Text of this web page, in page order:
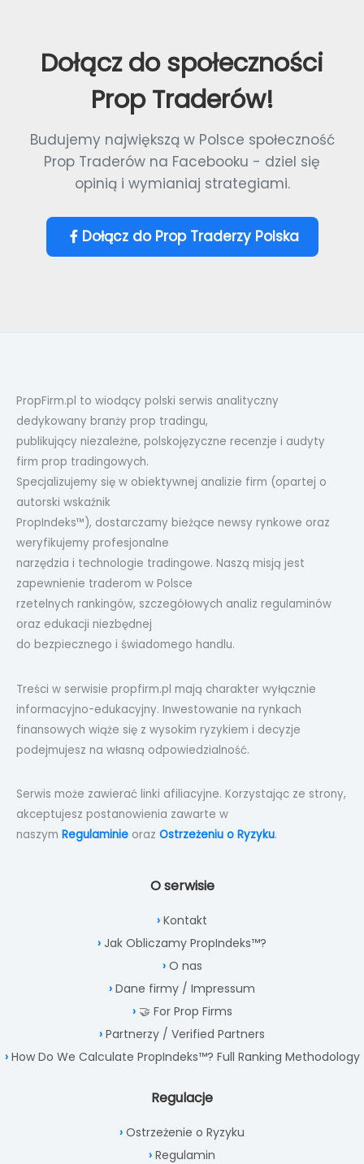
Dołącz do społeczności
Prop Traderów!
Budujemy największą w Polsce społeczność
Prop Traderów na Facebooku - dziel się
opinią i wymianiaj strategiami.
Dołącz do Prop Traderzy Polska
PropFirm.pl to wiodący polski serwis analityczny
dedykowany branży prop tradingu,
publikujący niezależne, polskojęzyczne recenzje i audyty
firm prop tradingowych.
Specjalizujemy się w obiektywnej analizie firm (opartej o
autorski wskaźnik
PropIndeks™), dostarczamy bieżące newsy rynkowe oraz
weryfikujemy profesjonalne
narzędzia i technologie tradingowe. Naszą misją jest
zapewnienie traderom w Polsce
rzetelnych rankingów, szczegółowych analiz regulaminów
oraz edukacji niezbędnej
do bezpiecznego i świadomego handlu.
Treści w serwisie propfirm.pl mają charakter wyłącznie
informacyjno-edukacyjny. Inwestowanie na rynkach
finansowych wiąże się z wysokim ryzykiem i decyzje
podejmujesz na własną odpowiedzialność.
Serwis może zawierać linki afiliacyjne. Korzystając ze strony,
akceptujesz postanowienia zawarte w
naszym Regulaminie oraz Ostrzeżeniu o Ryzyku.
O serwisie
Kontakt
Jak Obliczamy PropIndeks™?
O nas
Dane firmy / Impressum
🤝 For Prop Firms
Partnerzy / Verified Partners
How Do We Calculate PropIndeks™? Full Ranking Methodology
Regulacje
Ostrzeżenie o Ryzyku
Regulamin